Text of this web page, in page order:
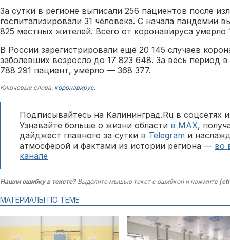
За сутки в регионе выписали 256 пациентов после
госпитализировали 31 человека. С начала пандемии
825 местных жителей. Всего от коронавируса умерло
В России зарегистрировали ещё 20 145 случаев
заболевших возросло до 17 823 648. За весь период
788 291 пациент, умерло — 368 377.
Ключевые слова: коронавирус.
Подписывайтесь на Калининград.Ru в соцсетях
Узнавайте больше о жизни области в MAX,
дайджест главного за сутки в Telegram и
атмосферой и фактами из истории региона — во
канале
Нашли ошибку в тексте?Выделите мышью текст с ошибкой и нажмите
МАТЕРИАЛЫ ПО ТЕМЕ